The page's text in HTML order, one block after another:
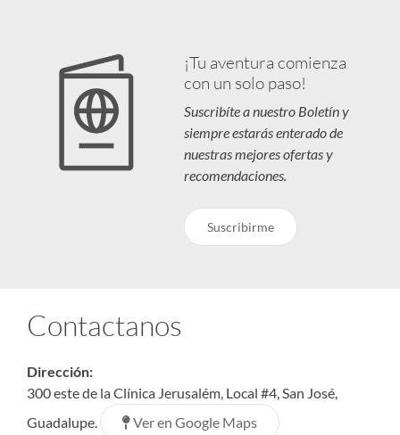
¡Tu aventura comienza
con un solo paso!
Suscribíte a nuestro Boletín y
siempre estarás enterado de
nuestras mejores ofertas y
recomendaciones.
Suscribirme
Contactanos
Dirección:
300 este de la Clínica Jerusalém, Local #4, San José,
Guadalupe.
Ver en Google Maps